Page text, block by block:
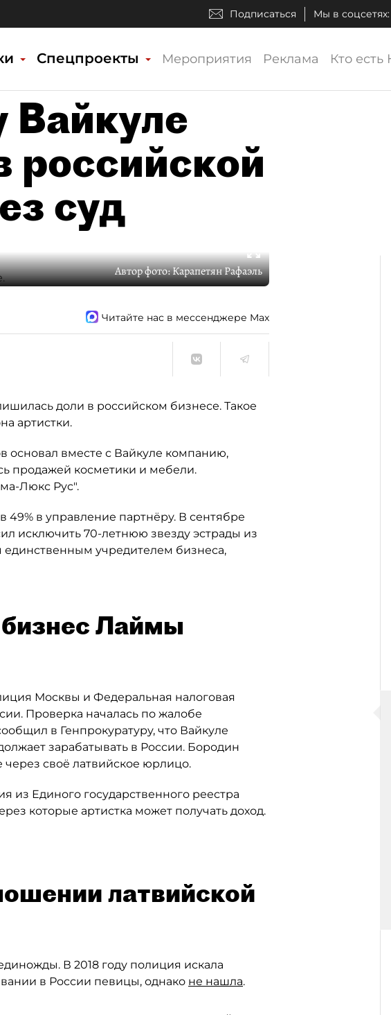
Подписаться Мы в соцсетях:
Спецпроекты Мероприятия Реклама Кто есть
Вайкуле
российской
суд
Автор фото:Карапетян Рафаэль
Читайте нас в мессенджере Max
доли в российском бизнесе. Такое
артистки.
вместе с Вайкуле компанию,
продажей косметики и мебели.
Люкс Рус".
в управление партнёру. В сентябре
исключить 70-летнюю звезду эстрады из
единственным учредителем бизнеса,
Лаймы
Москвы и Федеральная налоговая
Проверка началась по жалобе
в Генпрокуратуру, что Вайкуле
зарабатывать в России. Бородин
через своё латвийское юрлицо.
из Единого государственного реестра
которые артистка может получать доход.
латвийской
В 2018 году полиция искала
в России певицы, однако не нашла.